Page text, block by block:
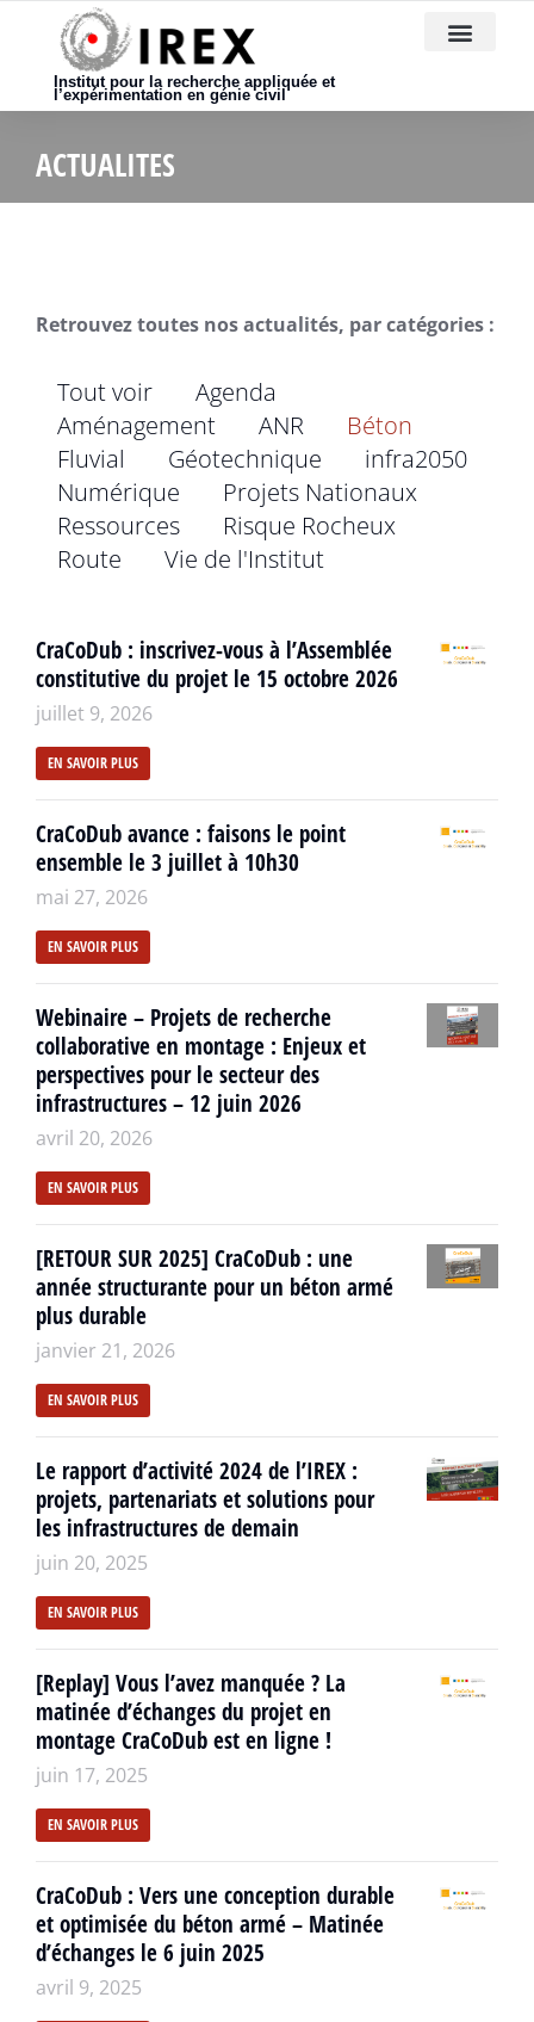
Institut pour la recherche appliquée et
l’expérimentation en génie civil
ACTUALITES
Retrouvez toutes nos actualités, par catégories :
Tout voir
Agenda
Aménagement
ANR
Béton
Fluvial
Géotechnique
infra2050
Numérique
Projets Nationaux
Ressources
Risque Rocheux
Route
Vie de l'Institut
CraCoDub : inscrivez-vous à l’Assemblée
constitutive du projet le 15 octobre 2026
juillet 9, 2026
EN SAVOIR PLUS
CraCoDub avance : faisons le point
ensemble le 3 juillet à 10h30
mai 27, 2026
EN SAVOIR PLUS
Webinaire – Projets de recherche
collaborative en montage : Enjeux et
perspectives pour le secteur des
infrastructures – 12 juin 2026
avril 20, 2026
EN SAVOIR PLUS
[RETOUR SUR 2025] CraCoDub : une
année structurante pour un béton armé
plus durable
janvier 21, 2026
EN SAVOIR PLUS
Le rapport d’activité 2024 de l’IREX :
projets, partenariats et solutions pour
les infrastructures de demain
juin 20, 2025
EN SAVOIR PLUS
[Replay] Vous l’avez manquée ? La
matinée d’échanges du projet en
montage CraCoDub est en ligne !
juin 17, 2025
EN SAVOIR PLUS
CraCoDub : Vers une conception durable
et optimisée du béton armé – Matinée
d’échanges le 6 juin 2025
avril 9, 2025